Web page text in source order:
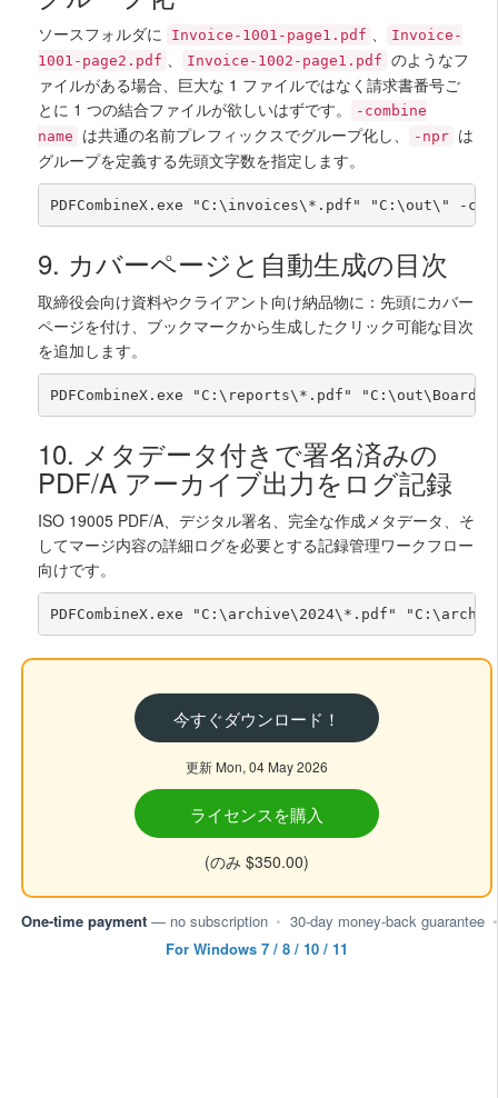
ソースフォルダに Invoice-1001-page1.pdf 、
Invoice-
1001-page2.pdf 、 Invoice-1002-page1.pdf のようなフ
ァイルがある場合、巨大な 1 ファイルではなく請求書番号ご
とに 1 つの結合ファイルが欲しいはずです。
-combine
name
は共通の名前プレフィックスでグループ化し、 -npr は
グループを定義する先頭文字数を指定します。
PDFCombineX.exe "C:\invoices\*.pdf" "C:\out\" -
9. カバーページと自動生成の目次
取締役会向け資料やクライアント向け納品物に：先頭にカバー
ページを付け、ブックマークから生成したクリック可能な目次
を追加します。
PDFCombineX.exe "C:\reports\*.pdf"
10. メタデータ付きで署名済みの
PDF/A アーカイブ出力をログ記録
ISO 19005 PDF/A、デジタル署名、完全な作成メタデータ、そ
してマージ内容の詳細ログを必要とする記録管理ワークフロー
向けです。
PDFCombineX.exe "C:\archive\2024\*.pdf"
今すぐダウンロード！
更新 Mon, 04 May 2026
ライセンスを購入
(のみ $350.00)
One-time payment — no subscription • 30-day money-back guarantee •
For Windows 7 / 8 / 10 / 11